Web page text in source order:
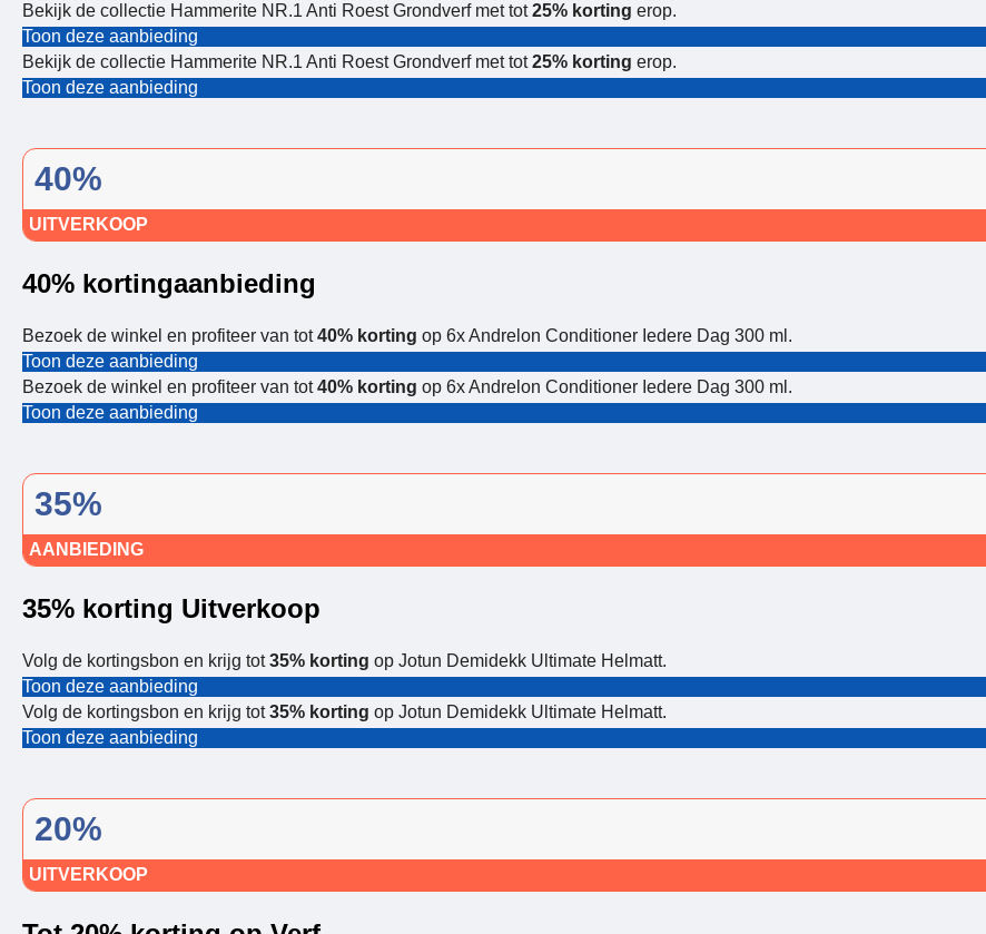
Bekijk de collectie Hammerite NR.1 Anti Roest Grondverf met tot25% korting erop.
Toon deze aanbieding
Bekijk de collectie Hammerite NR.1 Anti Roest Grondverf met tot25% korting erop.
Toon deze aanbieding
40%
UITVERKOOP
40% kortingaanbieding
Bezoek de winkel en profiteer van tot40% korting op 6x Andrelon Conditioner Iedere Dag 300 ml.
Toon deze aanbieding
Bezoek de winkel en profiteer van tot40% korting op 6x Andrelon Conditioner Iedere Dag 300 ml.
Toon deze aanbieding
35%
AANBIEDING
35% korting Uitverkoop
Volg de kortingsbon en krijg tot35% korting op Jotun Demidekk Ultimate Helmatt.
Toon deze aanbieding
Volg de kortingsbon en krijg tot35% korting op Jotun Demidekk Ultimate Helmatt.
Toon deze aanbieding
20%
UITVERKOOP